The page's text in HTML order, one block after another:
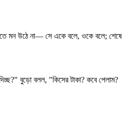
মন উঠে না— সে একে বলে, ওকে বলে; শেষে
বুড়ো বলল, "কিসের টাকা? কবে পেলাম?